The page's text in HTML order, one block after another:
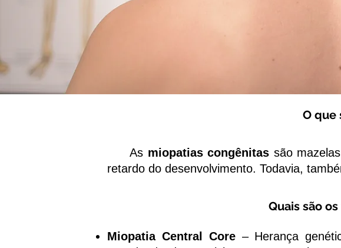
O que
As miopatias congênitas são
retardo do desenvolvimento. Todavia,
Quais são
Miopatia Central Core – Herança